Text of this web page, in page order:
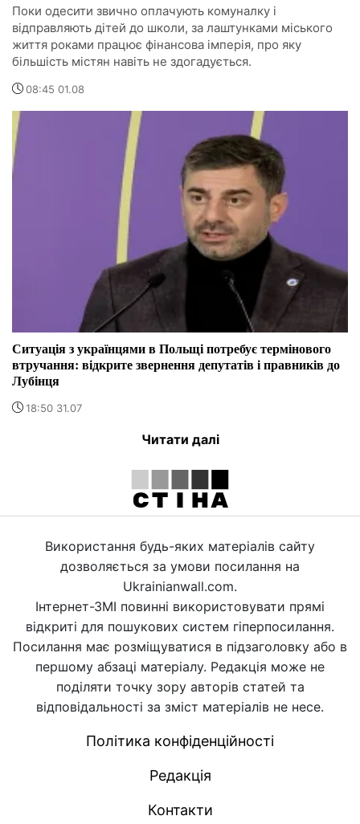
Поки одесити звично оплачують комуналку і
відправляють дітей до школи, за лаштунками міського
життя роками працює фінансова імперія, про яку
більшість містян навіть не здогадується.
08:45 01.08
Ситуація з українцями в Польщі потребує термінового
втручання: відкрите звернення депутатів і правників до
Лубінця
18:50 31.07
Читати далі
Використання будь-яких матеріалів сайту
дозволяється за умови посилання на
Ukrainianwall.com.
Інтернет-ЗМІ повинні використовувати прямі
відкриті для пошукових систем гіперпосилання.
Посилання має розміщуватися в підзаголовку або в
першому абзаці матеріалу. Редакція може не
поділяти точку зору авторів статей та
відповідальності за зміст матеріалів не несе.
Політика конфіденційності
Редакція
Контакти